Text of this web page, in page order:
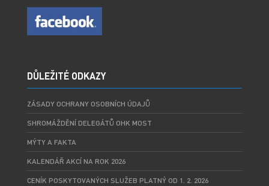
DŮLEŽITÉ ODKAZY
ZÁSADY OCHRANY OSOBNÍCH ÚDAJŮ
SHROMÁŽDĚNÍ DELEGÁTŮ OHK MOST
MÝTY A FAKTA
KALENDÁŘ AKCÍ NA ROK 2026
CENÍK POSKYTOVANÝCH SLUŽEB PLATNÝ OD 1. 2. 2026